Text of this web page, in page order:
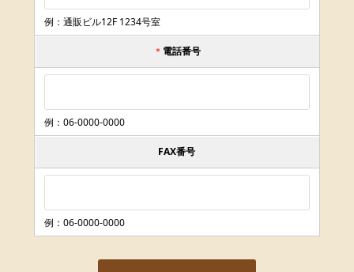
例：通販ビル12F 1234号室
＊ 電話番号
例：06-0000-0000
FAX番号
例：06-0000-0000